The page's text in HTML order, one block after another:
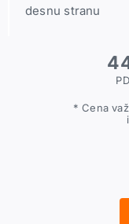
desnu stranu
* Cena